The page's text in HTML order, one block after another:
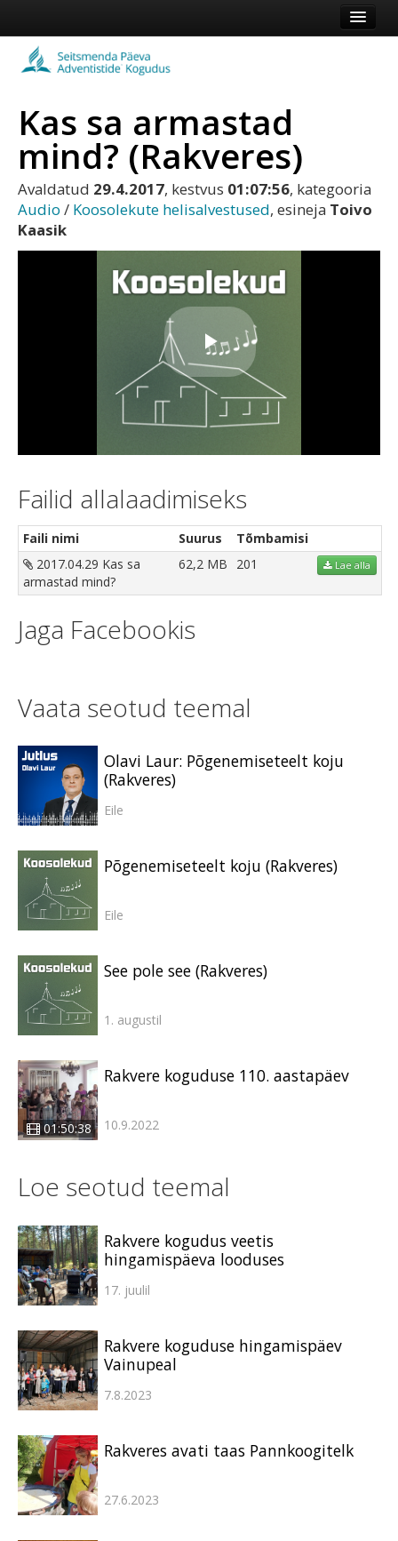
Koduleht
Vaata veel
Logi sisse või registreeru
Kas sa armastad
mind? (Rakveres)
Avaldatud 29.4.2017, kestvus 01:07:56, kategooria
Audio / Koosolekute helisalvestused, esineja Toivo
Kaasik
Play
Video
Failid allalaadimiseks
Faili nimi Suurus
Tõmbamisi
2017.04.29 Kas sa
armastad mind?
62,2 MB 201 Lae alla
Jaga Facebookis
Vaata seotud teemal
Olavi Laur: Põgenemiseteelt koju
(Rakveres)
Eile
Põgenemiseteelt koju (Rakveres)
Eile
See pole see (Rakveres)
1. augustil
01:50:38
Rakvere koguduse 110. aastapäev
10.9.2022
Loe seotud teemal
Rakvere kogudus veetis
hingamispäeva looduses
17. juulil
Rakvere koguduse hingamispäev
Vainupeal
7.8.2023
Rakveres avati taas Pannkoogitelk
27.6.2023